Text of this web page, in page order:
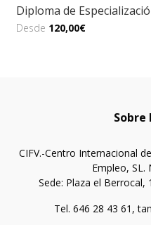
Diploma de
Desde 120,00€
Sobre
CIFV.-Centro Internacional
Empleo, SL.
Sede: Plaza el Berrocal,
Tel. 646 28 43 61,